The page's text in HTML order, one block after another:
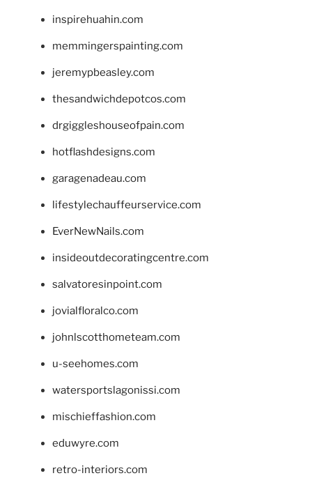
inspirehuahin.com
memmingerspainting.com
jeremypbeasley.com
thesandwichdepotcos.com
drgiggleshouseofpain.com
hotflashdesigns.com
garagenadeau.com
lifestylechauffeurservice.com
EverNewNails.com
insideoutdecoratingcentre.com
salvatoresinpoint.com
jovialfloralco.com
johnlscotthometeam.com
u-seehomes.com
watersportslagonissi.com
mischieffashion.com
eduwyre.com
retro-interiors.com